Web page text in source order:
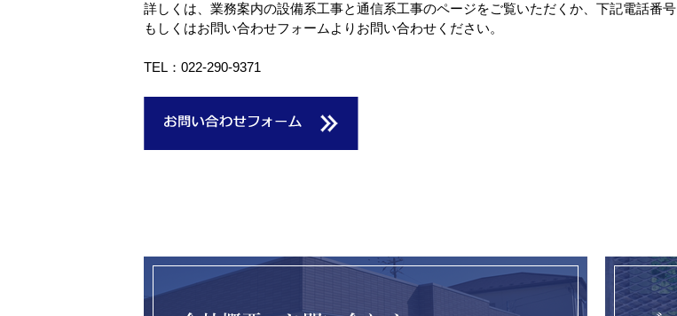
詳しくは、業務案内の設備系工事と通信系工事のページをご覧いただくか、下記電話番号
もしくはお問い合わせフォームよりお問い合わせください。
TEL：022-290-9371